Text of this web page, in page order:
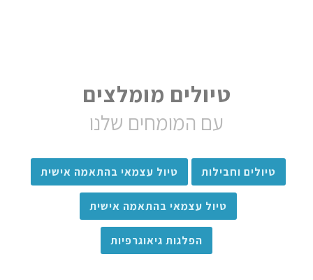
טיולים מומלצים
עם המומחים שלנו
טיולים וחבילות טיול עצמאי בהתאמה אישית
טיול עצמאי בהתאמה אישית
הפלגות גיאוגרפיות